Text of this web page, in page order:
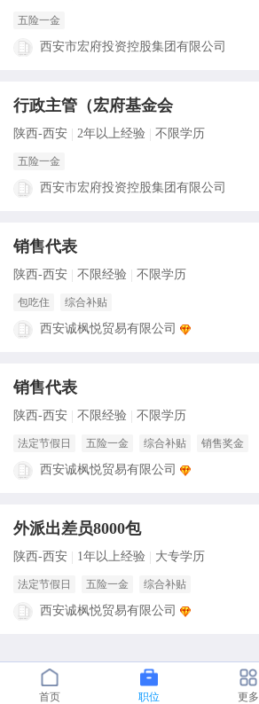
五险一金
西安市宏府投资控股集团有限公司
行政主管（宏府基金会
陕西-西安 2年以上经验 不限学历
五险一金
西安市宏府投资控股集团有限公司
销售代表
陕西-西安 不限经验 不限学历
包吃住 综合补贴
西安诚枫悦贸易有限公司
销售代表
陕西-西安 不限经验 不限学历
法定节假日 五险一金 综合补贴 销售奖金
西安诚枫悦贸易有限公司
外派出差员8000包
陕西-西安 1年以上经验 大专学历
法定节假日 五险一金 综合补贴
西安诚枫悦贸易有限公司
首页 职位 更多